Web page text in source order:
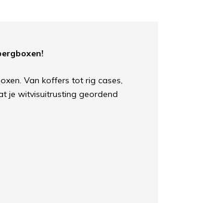
Van koffers tot rig cases,
je witvisuitrusting geordend